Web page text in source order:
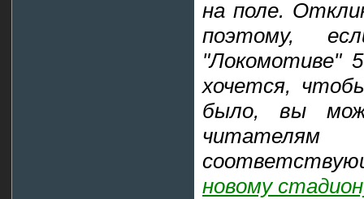
на поле.
поэтому,
"Локомотиве"
хочется,
было, вы
новому